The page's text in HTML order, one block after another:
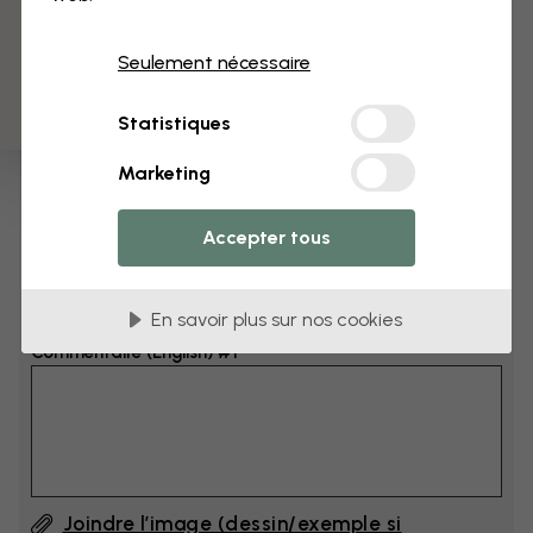
Ajoutez 6–10 cm à la largeur et à la hauteur
Ajouter un commentaire
Commentaire (English) #1
Joindre l’image (dessin/exemple si
Seulement nécessaire
Statistiques
Marketing
Accepter tous
En savoir plus sur nos cookies